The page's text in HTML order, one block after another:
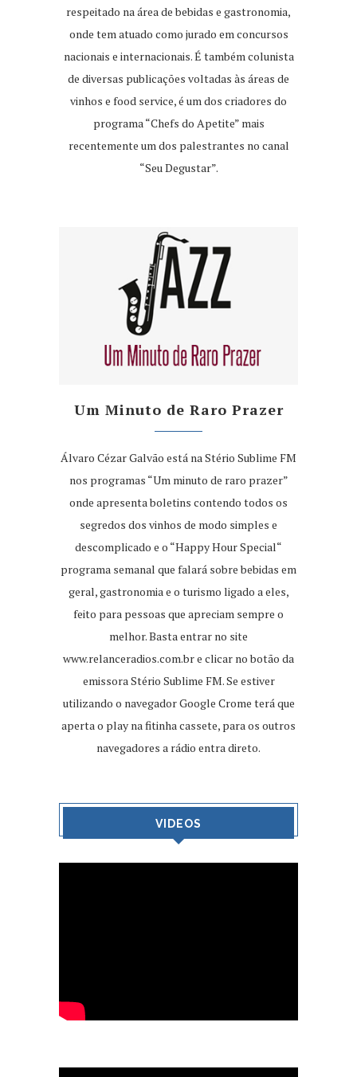
respeitado na área de bebidas e gastronomia,
onde tem atuado como jurado em concursos
nacionais e internacionais. É também colunista
de diversas publicações voltadas às áreas de
vinhos e food service, é um dos criadores do
programa “Chefs do Apetite” mais
recentemente um dos palestrantes no canal
“Seu Degustar”.
Um Minuto de Raro Prazer
Álvaro Cézar Galvão está na Stério Sublime FM
nos programas “Um minuto de raro prazer”
onde apresenta boletins contendo todos os
segredos dos vinhos de modo simples e
descomplicado e o “Happy Hour Special“
programa semanal que falará sobre bebidas em
geral, gastronomia e o turismo ligado a eles,
feito para pessoas que apreciam sempre o
melhor. Basta entrar no site
www.relanceradios.com.bre clicar no botão da
emissora Stério Sublime FM. Se estiver
utilizando o navegador Google Crome terá que
aperta o play na fitinha cassete, para os outros
navegadores a rádio entra direto.
VIDEOS